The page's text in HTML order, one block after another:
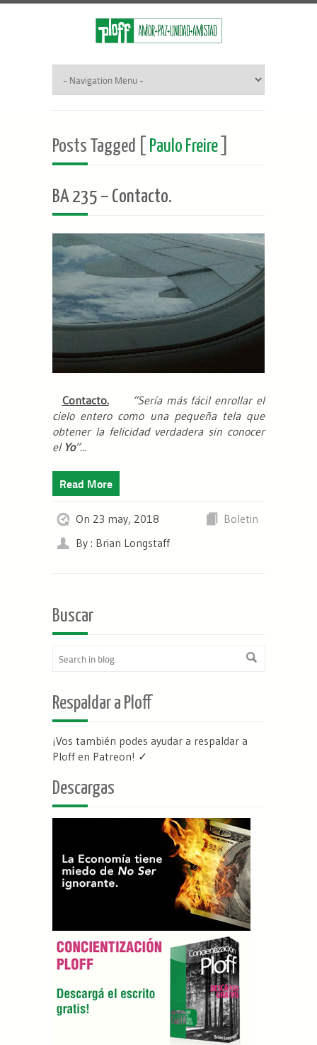
Posts Tagged [ Paulo Freire
BA 235 – Contacto.
Contacto.
“Sería más fácil enrollar el
cielo entero como una pequeña tela que
obtener la felicidad verdadera sin conocer
el Yo”...
Read More
On 23 may, 2018
Boletin
By : Brian Longstaff
Buscar
Respaldar a Ploff
¡Vos también podes ayudar a respaldar a
Ploff en Patreon! ✓
Descargas